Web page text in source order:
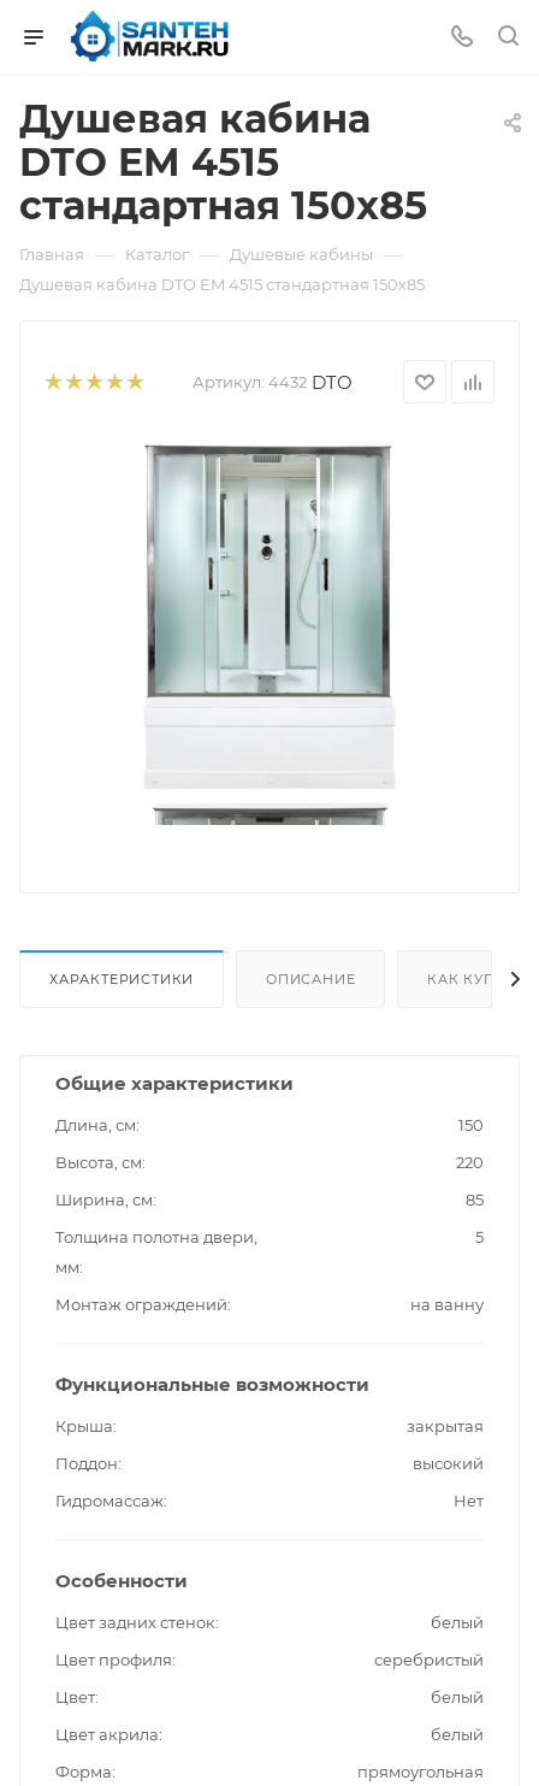
Душевая кабина
DTO EM 4515
стандартная 150х85
Главная — Каталог — Душевые кабины —
Душевая кабина DTO EM 4515 стандартная 150х85
Артикул: 4432 DTO
ХАРАКТЕРИСТИКИ ОПИСАНИЕ КАК КУПИТЬ
Общие характеристики
Длина, см
150
Высота, см
220
Ширина, см
85
Толщина полотна двери,
мм
5
Монтаж ограждений на ванну
Функциональные возможности
Крыша
закрытая
Поддон
высокий
Гидромассаж
Нет
Особенности
Цвет задних стенок
белый
Цвет профиля
серебристый
Цвет
белый
Цвет акрила
белый
Форма
прямоугольная